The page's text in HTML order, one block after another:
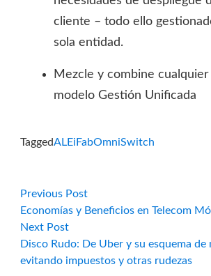
cliente – todo ello
sola entidad.
Mezcle y combine cualquier
modelo Gestión Unificada
TaggedALEiFabOmniSwitch
Navegación
de
entradas
Previous PostPrevious
post:
Economías y Beneficios en Telecom
Next PostNext
post:
Disco Rudo: De Uber y su esquema de
evitando impuestos y otras rudezas